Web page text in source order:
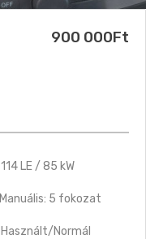
900 000Ft
114 LE / 85 kW
Manuális: 5 fokozat
Használt/Normál